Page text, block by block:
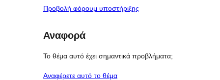
Προβολή φόρουμ υποστήριξης
Αναφορά
Το θέμα αυτό έχει σημαντικά προβλήματα;
Αναφέρετε αυτό το θέμα